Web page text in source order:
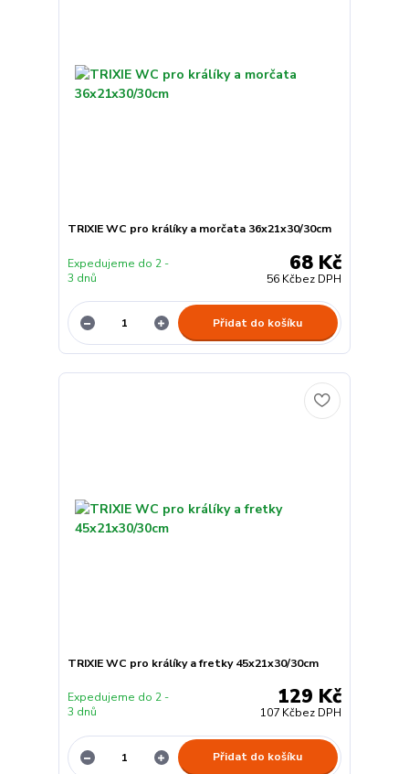
TRIXIE WC pro králíky a morčata 36x21x30/30cm
68 Kč
56 Kčbez DPH
Expedujeme do 2 -
3 dnů
Přidat do košíku
TRIXIE WC pro králíky a fretky 45x21x30/30cm
129 Kč
107 Kčbez DPH
Expedujeme do 2 -
3 dnů
Přidat do košíku